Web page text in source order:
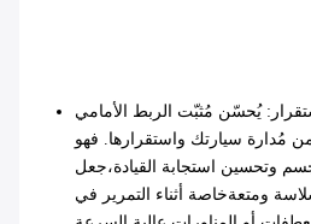
: يُحسّن مُثبّت الربط الأمامي
مُدارة سيارتك واستقرارها. فهو
وتحسين استجابة القيادة،جعل
ومتعةخاصة أثناء التمرير في